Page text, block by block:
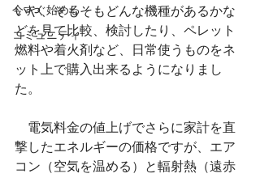
今すぐ始める
コミュニティ
いや、そもそもどんな機種があるかな
どを見て比較、検討したり、ペレット
燃料や着火剤など、日常使うものをネ
ット上で購入出来るようになりまし
た。
電気料金の値上げでさらに家計を直
撃したエネルギーの価格ですが、エア
コン（空気を温める）と輻射熱（遠赤